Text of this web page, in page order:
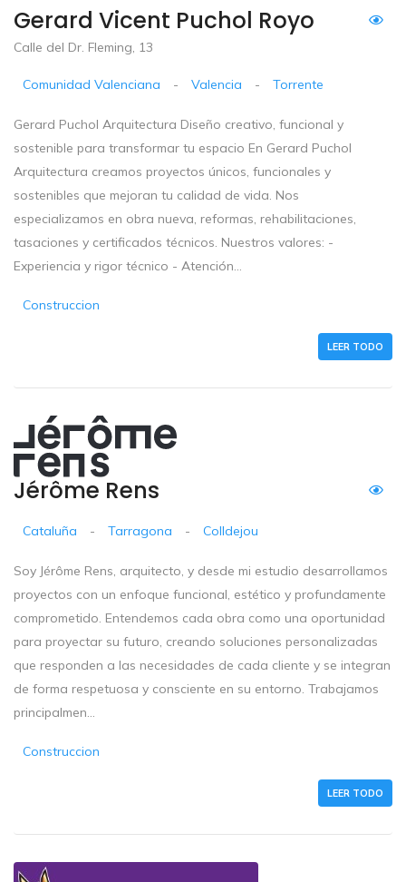
Gerard Vicent Puchol Royo
Calle del Dr. Fleming, 13
Comunidad Valenciana - Valencia - Torrente
Gerard Puchol Arquitectura Diseño creativo, funcional y
sostenible para transformar tu espacio En Gerard Puchol
Arquitectura creamos proyectos únicos, funcionales y
sostenibles que mejoran tu calidad de vida. Nos
especializamos en obra nueva, reformas, rehabilitaciones,
tasaciones y certificados técnicos. Nuestros valores: -
Experiencia y rigor técnico - Atención...
Construccion
LEER TODO
Jérôme Rens
Cataluña - Tarragona - Colldejou
Soy Jérôme Rens, arquitecto, y desde mi estudio desarrollamos
proyectos con un enfoque funcional, estético y profundamente
comprometido. Entendemos cada obra como una oportunidad
para proyectar su futuro, creando soluciones personalizadas
que responden a las necesidades de cada cliente y se integran
de forma respetuosa y consciente en su entorno. Trabajamos
principalmen...
Construccion
LEER TODO